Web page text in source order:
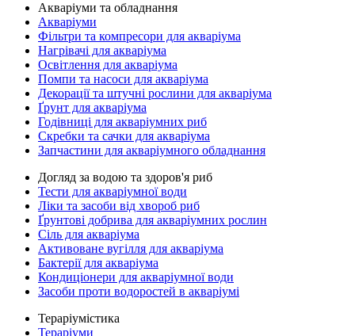
Акваріуми та обладнання
Акваріуми
Фільтри та компресори для акваріума
Нагрівачі для акваріума
Освітлення для акваріума
Помпи та насоси для акваріума
Декорації та штучні рослини для акваріума
Ґрунт для акваріума
Годівниці для акваріумних риб
Скребки та сачки для акваріума
Запчастини для акваріумного обладнання
Догляд за водою та здоров'я риб
Тести для акваріумної води
Ліки та засоби від хвороб риб
Ґрунтові добрива для акваріумних рослин
Сіль для акваріума
Активоване вугілля для акваріума
Бактерії для акваріума
Кондиціонери для акваріумної води
Засоби проти водоростей в акваріумі
Тераріумістика
Тераріуми